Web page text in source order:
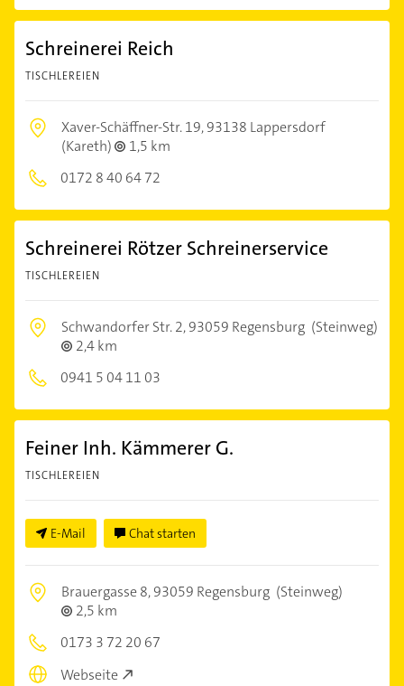
Schreinerei Reich
TISCHLEREIEN
Xaver-Schäffner-Str. 19,93138 Lappersdorf
(Kareth)
1,5 km
0172 8 40 64 72
Schreinerei Rötzer Schreinerservice
TISCHLEREIEN
Schwandorfer Str. 2,93059 Regensburg (Steinweg)
2,4 km
0941 5 04 11 03
Feiner Inh. Kämmerer G.
TISCHLEREIEN
E-Mail Chat starten
Brauergasse 8,93059 Regensburg (Steinweg)
2,5 km
0173 3 72 20 67
Webseite